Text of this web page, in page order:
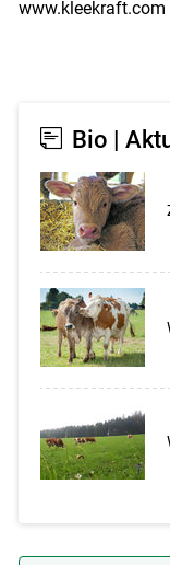
www.kleekraft.com
Bio |